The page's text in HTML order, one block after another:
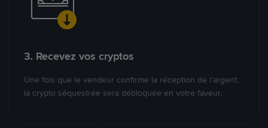
3. Recevez vos cryptos
Une fois que le vendeur confirme la réception de l’argent,
la crypto séquestrée sera débloquée en votre faveur.